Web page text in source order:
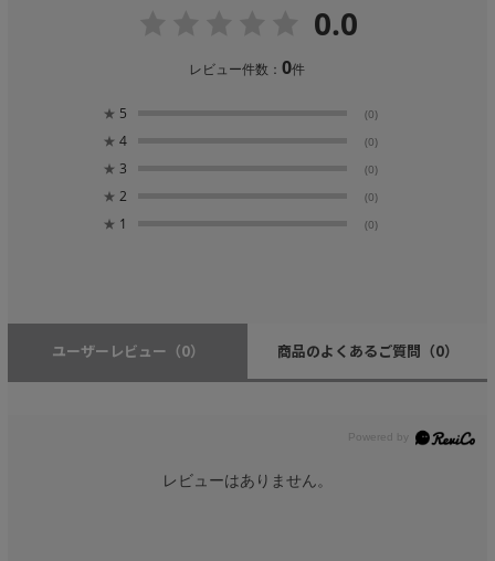
0.0
レビュー件数：0件
★ 5 (0)
★ 4 (0)
★ 3 (0)
★ 2 (0)
★ 1 (0)
ユーザーレビュー （0） 商品のよくあるご質問 （0）
レビューはありません。